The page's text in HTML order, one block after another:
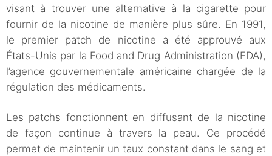
visant à trouver une alternative à la cigarette pour
fournir de la nicotine de manière plus sûre. En 1991,
le premier patch de nicotine a été approuvé aux
États-Unis par la Food and Drug Administration (FDA),
l’agence gouvernementale américaine chargée de la
régulation des médicaments.
Les patchs fonctionnent en diffusant de la nicotine
de façon continue à travers la peau. Ce procédé
permet de maintenir un taux constant dans le sang et